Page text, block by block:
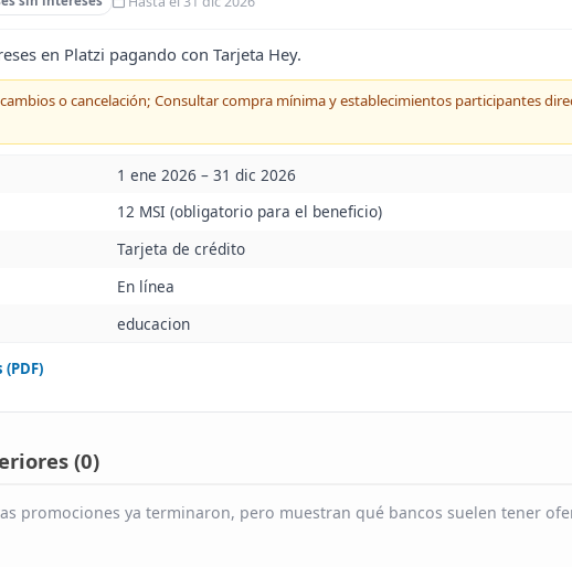
en Platzi pagando con Tarjeta Hey.
o cancelación; Consultar compra mínima y establecimientos participantes
1 ene 2026 – 31 dic 2026
12 MSI (obligatorio para el beneficio)
Tarjeta de crédito
En línea
educacion
(0)
promociones ya terminaron, pero muestran qué bancos suelen tener